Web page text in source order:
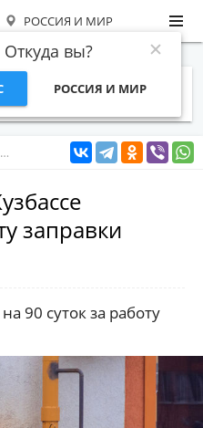
РОССИЯ И МИР
Откуда вы?
РОССИЯ И МИР
ТЕМЫ ФОТО
#ТОПЛИВНЫЙ КРИЗИС В КУЗБАССЕ
заправки
90 суток за работу